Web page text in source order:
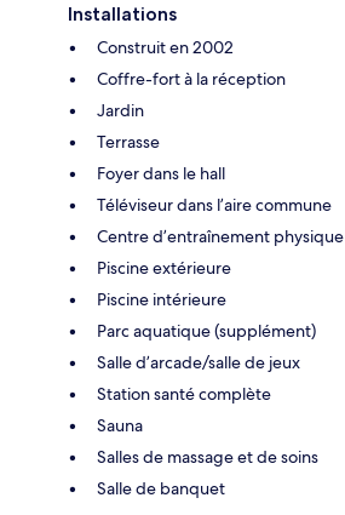
Installations
Construit en 2002
Coffre-fort à la réception
Jardin
Terrasse
Foyer dans le hall
Téléviseur dans l’aire commune
Centre d’entraînement physique
Piscine extérieure
Piscine intérieure
Parc aquatique (supplément)
Salle d’arcade/salle de jeux
Station santé complète
Sauna
Salles de massage et de soins
Salle de banquet